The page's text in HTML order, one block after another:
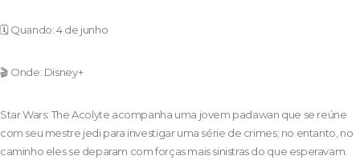
🗓️ Quando: 4 de junho
🎬 Onde: Disney+
Star Wars: The Acolyte acompanha uma jovem padawan que se reúne
com seu mestre jedi para investigar uma série de crimes; no entanto, no
caminho eles se deparam com forças mais sinistras do que esperavam.